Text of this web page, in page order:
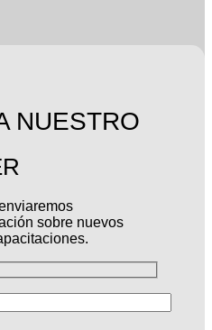
NUESTRO
sobre nuevos